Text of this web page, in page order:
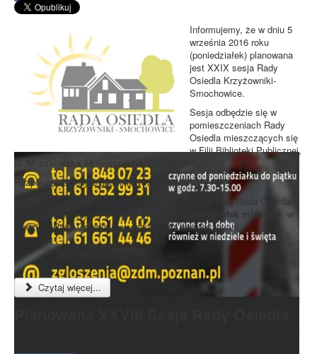
Informujemy, że w dniu 5
września 2016 roku
(poniedziałek) planowana
jest XXIX sesja Rady
Osiedla Krzyżowniki-
Smochowice.
Sesja odbędzie się w
pomieszczeniach Rady
Osiedla mieszczących się
w Filii Biblioteki Publicznej,
ul. Muszkowska 1a (wejście od ul. Ownickiej).
Rozpoczęcie sesji o godzinie19:00
Przypominamy, że niezależnie od doraźnych potrzeb, Rada Osiedla
zbiera się na sesjach w każdypierwszy poniedziałek miesiąca , w
siedzibie Rady Osiedla (z wyjątkiem dni świątecznych).
Czytaj więcej...